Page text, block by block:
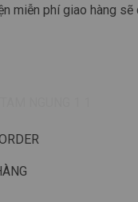
miễn phí giao hàng